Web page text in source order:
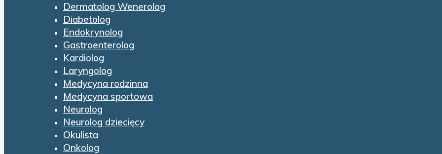
Dermatolog Wenerolog
Diabetolog
Endokrynolog
Gastroenterolog
Kardiolog
Laryngolog
Medycyna rodzinna
Medycyna sportowa
Neurolog
Neurolog dziecięcy
Okulista
Onkolog